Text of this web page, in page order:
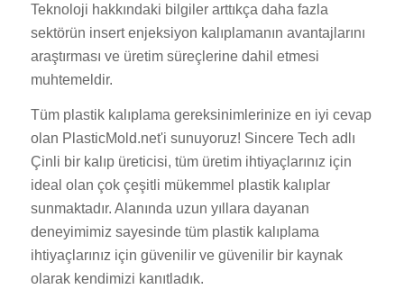
Teknoloji hakkındaki bilgiler arttıkça daha fazla
sektörün insert enjeksiyon kalıplamanın avantajlarını
araştırması ve üretim süreçlerine dahil etmesi
muhtemeldir.
Tüm plastik kalıplama gereksinimlerinize en iyi cevap
olan PlasticMold.net'i sunuyoruz! Sincere Tech adlı
Çinli bir kalıp üreticisi, tüm üretim ihtiyaçlarınız için
ideal olan çok çeşitli mükemmel plastik kalıplar
sunmaktadır. Alanında uzun yıllara dayanan
deneyimimiz sayesinde tüm plastik kalıplama
ihtiyaçlarınız için güvenilir ve güvenilir bir kaynak
olarak kendimizi kanıtladık.